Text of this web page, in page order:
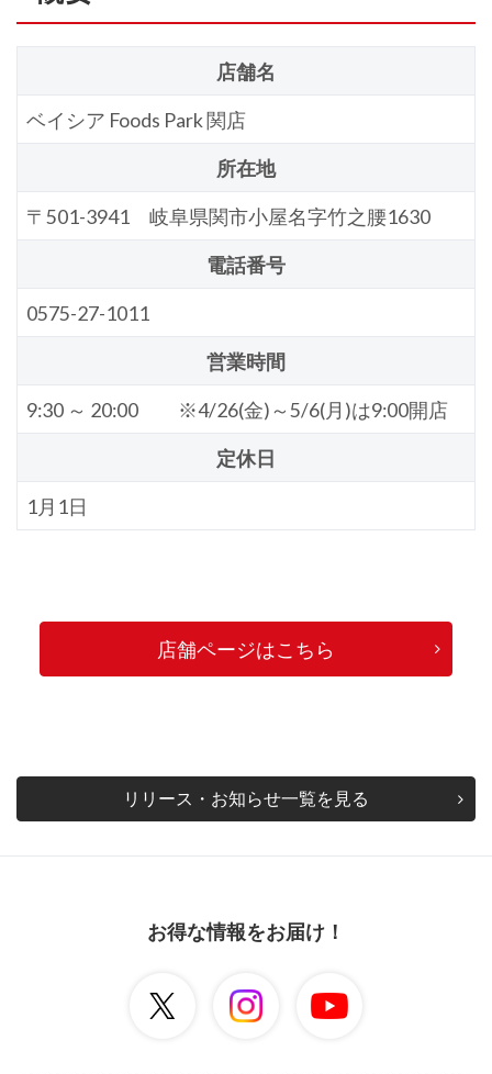
店舗名
ベイシア Foods Park 関店
所在地
〒501-3941 岐阜県関市小屋名字竹之腰1630
電話番号
0575-27-1011
営業時間
9:30 ～ 20:00 ※4/26(金)～5/6(月)は9:00開店
定休日
1月1日
店舗ページはこちら
リリース・お知らせ一覧を見る
お得な情報をお届け！